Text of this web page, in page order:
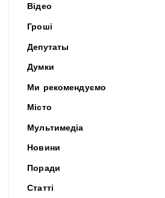
Відео
Гроші
Депутаты
Думки
Ми рекомендуємо
Місто
Мультимедіа
Новини
Поради
Статті